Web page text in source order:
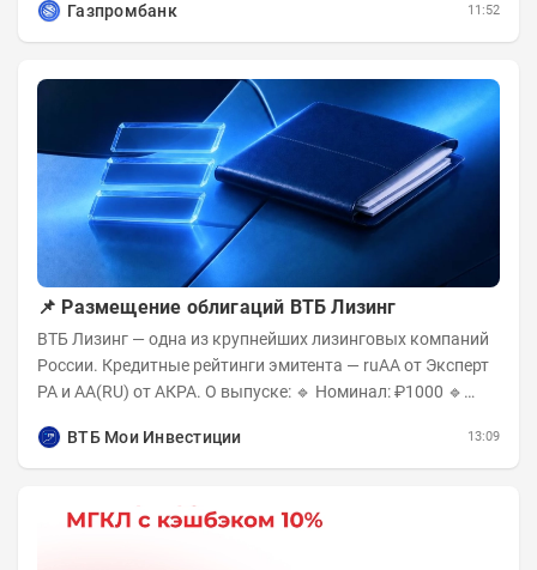
Газпромбанк
11:52
📌 Размещение облигаций ВТБ Лизинг
ВТБ Лизинг — одна из крупнейших лизинговых компаний
России. Кредитные рейтинги эмитента — ruAA от Эксперт
РА и AA(RU) от АКРА. О выпуске: 🔹 Номинал: ₽1000 🔹
ВТБ Мои Инвестиции
13:09